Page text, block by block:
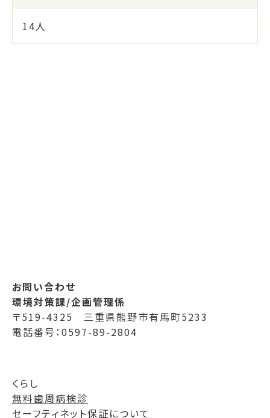
14人
お問い合わせ
環境対策課/企画管理係
〒519-4325 三重県熊野市有馬町5233
電話番号：0597-89-2804
くらし
無料歯周病検診
セーフティネット保証について